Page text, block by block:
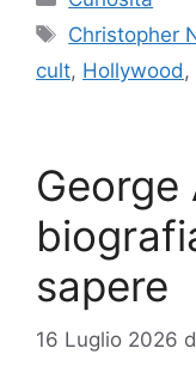
Tag
Christopher
cult, Hollywood,
George
sapere
16 Luglio 2026